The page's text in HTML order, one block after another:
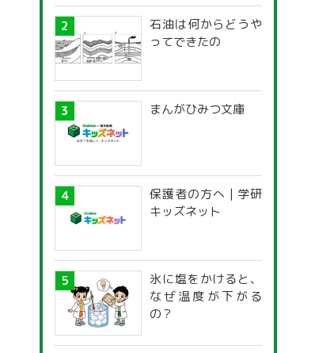
探究ガイド
石油は何からどうや
ってできたの
まんがひみつ文庫
保護者の方へ | 学研
キッズネット
氷に塩をかけると、
なぜ温度が下がる
の？